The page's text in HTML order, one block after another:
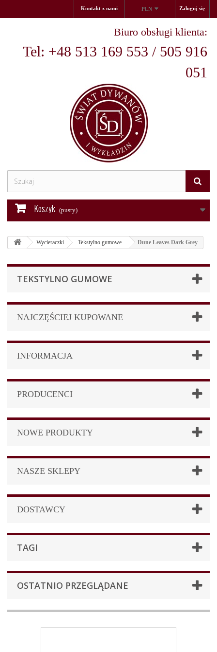
Zaloguj się
PLN
Kontakt z nami
Biuro obsługi klienta:
Tel: +48 513 169 553 / 505 916
051
Koszyk (pusty)
Wycieraczki Tekstylno gumowe Dune Leaves Dark Grey
TEKSTYLNO GUMOWE
NAJCZĘŚCIEJ KUPOWANE
INFORMACJA
PRODUCENCI
NOWE PRODUKTY
NASZE SKLEPY
DOSTAWCY
TAGI
OSTATNIO PRZEGLĄDANE